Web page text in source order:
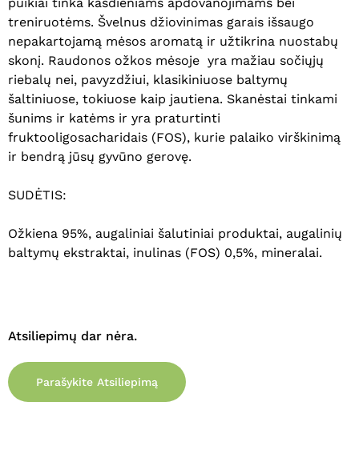
Krepšelyje nėra produktų.
Eiti Į Parduotuvę
treniruotėms. Švelnus džiovinimas garais išsaugo
nepakartojamą mėsos aromatą ir užtikrina nuostabų
skonį. Raudonos ožkos mėsoje yra mažiau sočiųjų
riebalų nei, pavyzdžiui, klasikiniuose baltymų
šaltiniuose, tokiuose kaip jautiena. Skanėstai tinkami
šunims ir katėms ir yra praturtinti
fruktooligosacharidais (FOS), kurie palaiko virškinimą
ir bendrą jūsų gyvūno gerovę.
SUDĖTIS:
Ožkiena 95%, augaliniai šalutiniai produktai, augalinių
baltymų ekstraktai, inulinas (FOS) 0,5%, mineralai.
Atsiliepimų dar nėra.
Parašykite Atsiliepimą